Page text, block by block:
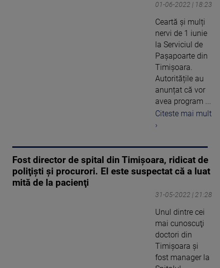
01-06-2022 | 18:23
Ceartă și mulți
nervi de 1 iunie
la Serviciul de
Pașapoarte din
Timișoara.
Autoritățile au
anunțat că vor
avea program ...
Citeste mai mult
›
Fost director de spital din Timişoara, ridicat de
poliţişti şi procurori. El este suspectat că a luat
mită de la pacienţi
31-05-2022 | 21:28
Unul dintre cei
mai cunoscuţi
doctori din
Timişoara şi
fost manager la